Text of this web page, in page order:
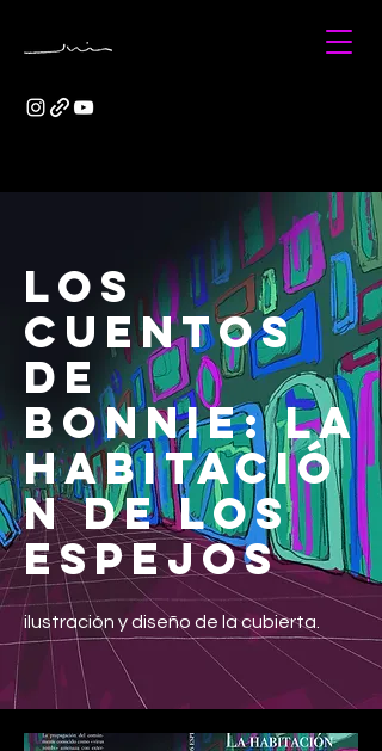
Los
cuentos
de
Bonnie: La
habitació
n de los
espejos
ilustración y diseño de la cubierta.